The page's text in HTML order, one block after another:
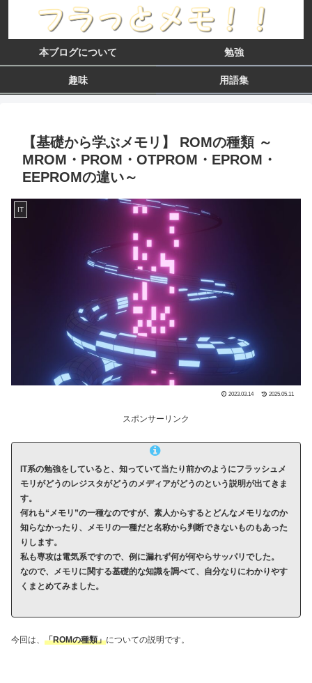
本ブログについて 勉強
趣味 用語集
【基礎から学ぶメモリ】 ROMの種類 ～
MROM・PROM・OTPROM・EPROM・
EEPROMの違い～
IT
2023.03.14 2025.05.11
スポンサーリンク
IT系の勉強をしていると、知っていて当たり前かのようにフラッシュメ
モリがどうのレジスタがどうのメディアがどうのという説明が出てきま
す。
何れも“メモリ”の一種なのですが、素人からするとどんなメモリなのか
知らなかったり、メモリの一種だと名称から判断できないものもあった
りします。
私も専攻は電気系ですので、例に漏れず何が何やらサッパリでした。
なので、メモリに関する基礎的な知識を調べて、自分なりにわかりやす
くまとめてみました。
今回は、 「ROMの種類」についての説明です。